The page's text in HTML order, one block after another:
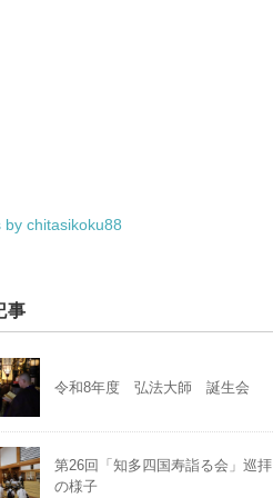
by chitasikoku88
事
令和8年度 弘法大師 誕生会
第26回「知多四国寿詣る会」巡拝
の様子